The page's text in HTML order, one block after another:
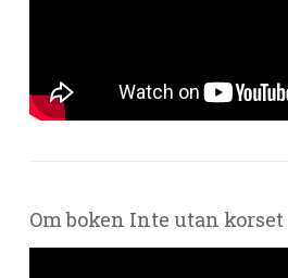
Om boken Inte utan korset